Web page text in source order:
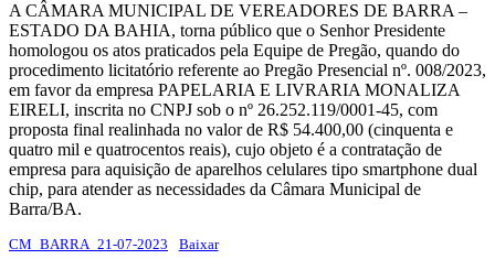
A CÂMARA MUNICIPAL DE VEREADORES DE BARRA –
ESTADO DA BAHIA, torna público que o Senhor Presidente
homologou os atos praticados pela Equipe de Pregão, quando do
procedimento licitatório referente ao Pregão Presencial nº. 008/2023,
em favor da empresa PAPELARIA E LIVRARIA MONALIZA
EIRELI, inscrita no CNPJ sob o nº 26.252.119/0001-45, com
proposta final realinhada no valor de R$ 54.400,00 (cinquenta e
quatro mil e quatrocentos reais), cujo objeto é a contratação de
empresa para aquisição de aparelhos celulares tipo smartphone dual
chip, para atender as necessidades da Câmara Municipal de
Barra/BA.
CM_BARRA_21-07-2023 Baixar